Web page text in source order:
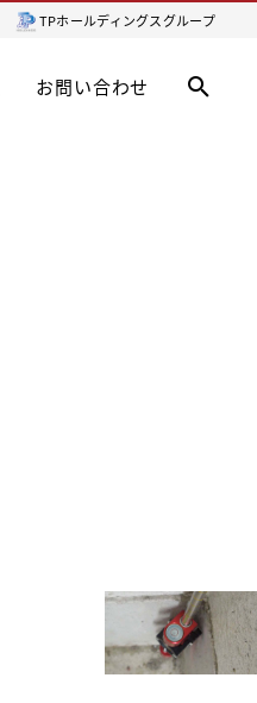
TPホールディングスグループ
お問い合わせ